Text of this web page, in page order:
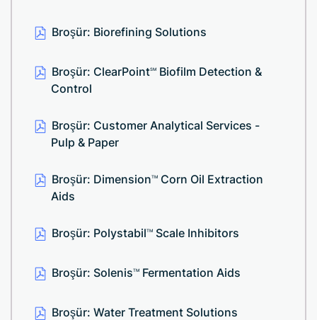
Broşür: Biorefining Solutions
Broşür: ClearPointSM
Biofilm Detection &
Control
Broşür: Customer Analytical Services -
Pulp & Paper
Broşür: DimensionTM
Corn Oil Extraction
Aids
Broşür: PolystabilTM Scale Inhibitors
Broşür: SolenisTM Fermentation Aids
Broşür: Water Treatment Solutions